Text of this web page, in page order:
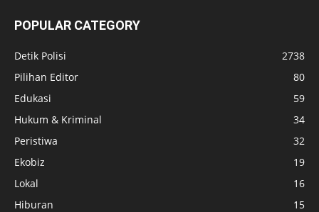
POPULAR CATEGORY
Detik Polisi
2738
Pilihan Editor
80
Edukasi
59
Hukum & Kriminal
34
Peristiwa
32
Ekobiz
19
Lokal
16
Hiburan
15